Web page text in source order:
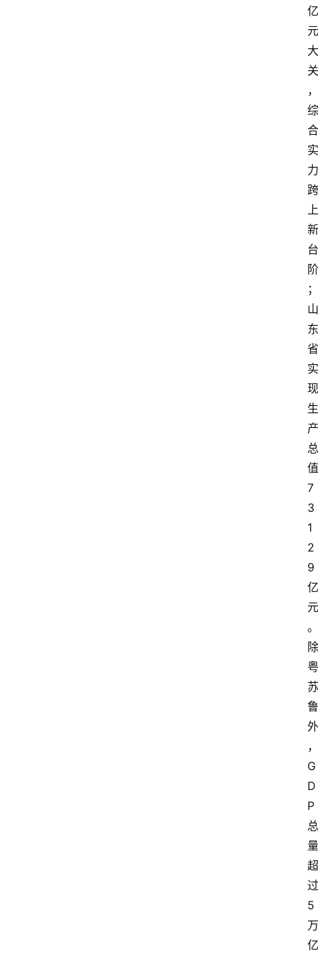
亿
元
大
关
，
综
合
实
力
跨
上
新
台
阶
；
山
东
省
实
现
生
产
总
值
7
3
1
2
9
亿
元
。
除
粤
苏
鲁
外
，
G
D
P
总
量
超
过
5
万
亿